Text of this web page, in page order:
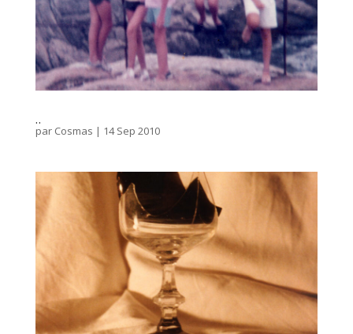
..
par Cosmas | 14 Sep 2010